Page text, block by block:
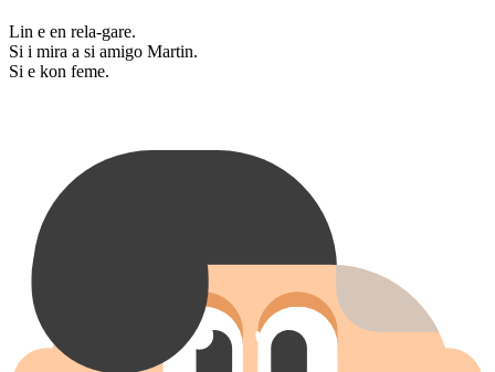
Lin e en rela-gare.
Si i mira a si amigo Martin.
Si e kon feme.